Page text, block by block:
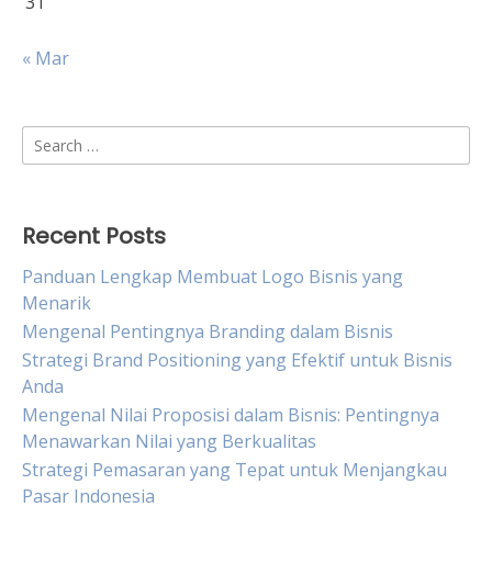
« Mar
Search
for:
Recent Posts
Panduan Lengkap Membuat Logo Bisnis yang
Menarik
Mengenal Pentingnya Branding dalam Bisnis
Strategi Brand Positioning yang Efektif untuk Bisnis
Anda
Mengenal Nilai Proposisi dalam Bisnis: Pentingnya
Menawarkan Nilai yang Berkualitas
Strategi Pemasaran yang Tepat untuk Menjangkau
Pasar Indonesia